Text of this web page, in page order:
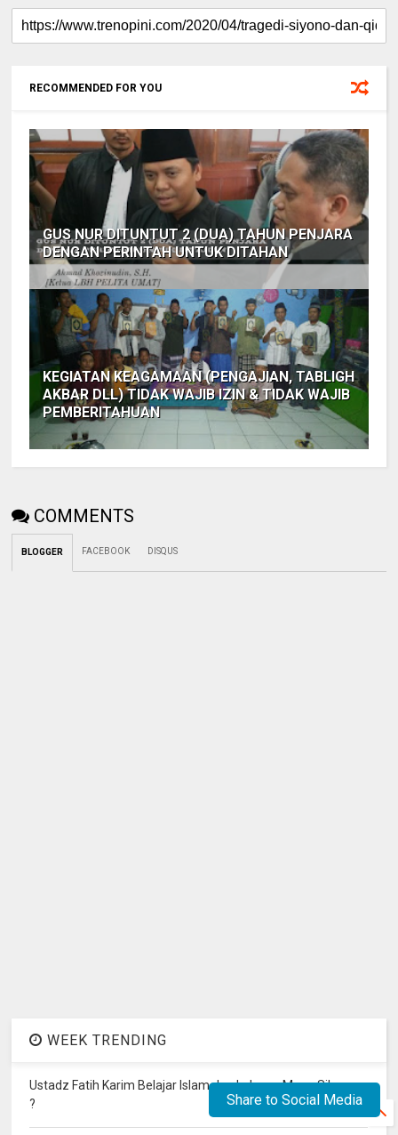
RECOMMENDED FOR YOU
GUS NUR DITUNTUT 2 (DUA) TAHUN PENJARA
DENGAN PERINTAH UNTUK DITAHAN
KEGIATAN KEAGAMAAN (PENGAJIAN, TABLIGH
AKBAR DLL) TIDAK WAJIB IZIN & TIDAK WAJIB
PEMBERITAHUAN
COMMENTS
BLOGGER FACEBOOK DISQUS
WEEK TRENDING
Ustadz Fatih Karim Belajar Islam dan Lulusan Mana Sih
?
Share to Social Media